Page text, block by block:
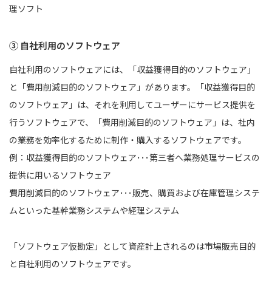
理ソフト
③ 自社利用のソフトウェア
自社利用のソフトウェアには、「収益獲得目的のソフトウェア」
と「費用削減目的のソフトウェア」があります。「収益獲得目的
のソフトウェア」は、それを利用してユーザーにサービス提供を
行うソフトウェアで、「費用削減目的のソフトウェア」は、社内
の業務を効率化するために制作・購入するソフトウェアです。
例：収益獲得目的のソフトウェア･･･第三者へ業務処理サービスの
提供に用いるソフトウェア
費用削減目的のソフトウェア･･･販売、購買および在庫管理システ
ムといった基幹業務システムや経理システム
「ソフトウェア仮勘定」として資産計上されるのは市場販売目的
と自社利用のソフトウェアです。